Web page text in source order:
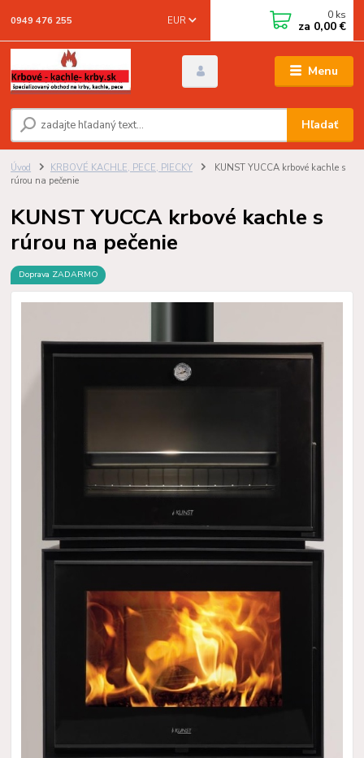
Menu
EUR
Hľadať
0949 476 255 0 ks
za 0,00 €
Úvod KRBOVÉ KACHLE, PECE, PIECKY
KUNST YUCCA krbové kachle s
rúrou na pečenie
KUNST YUCCA krbové kachle s
rúrou na pečenie
Doprava ZADARMO